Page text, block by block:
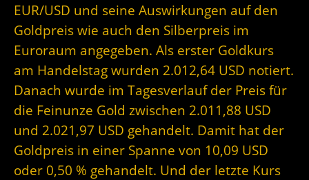
EUR/USD und seine Auswirkungen auf den
Goldpreis wie auch den Silberpreis im
Euroraum angegeben. Als erster Goldkurs
am Handelstag wurden 2.012,64 USD notiert.
Danach wurde im Tagesverlauf der Preis für
die Feinunze Gold zwischen 2.011,88 USD
und 2.021,97 USD gehandelt. Damit hat der
Goldpreis in einer Spanne von 10,09 USD
oder 0,50 % gehandelt. Und der letzte Kurs